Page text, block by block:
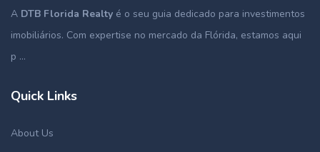
A DTB Florida Realty é o seu guia dedicado para investimentos
imobiliários. Com expertise no mercado da Flórida, estamos aqui
p ...
Quick Links
About Us